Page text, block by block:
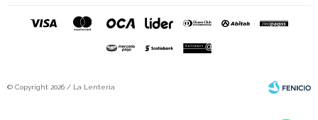
© Copyright 2026 / La Lenteria